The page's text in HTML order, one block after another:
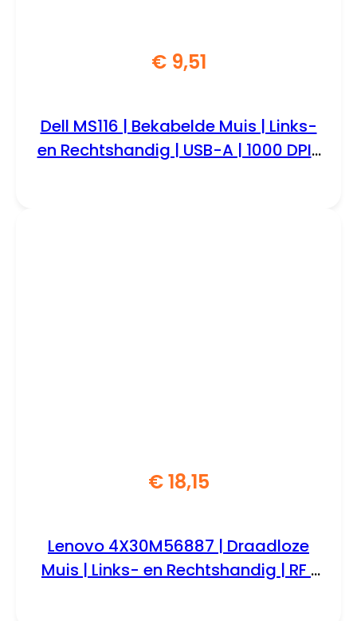
€9,51
Dell MS116 | Bekabelde Muis | Links-
en Rechtshandig | USB-A | 1000 DPI |
€18,15
Lenovo 4X30M56887 | Draadloze
Muis | Links- en Rechtshandig | RF |